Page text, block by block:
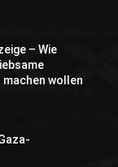
– Wie
wollen